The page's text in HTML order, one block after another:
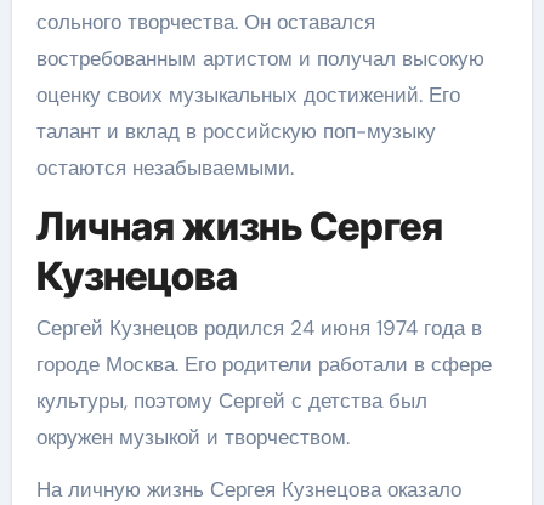
сольного творчества. Он оставался
востребованным артистом и получал высокую
оценку своих музыкальных достижений. Его
талант и вклад в российскую поп-музыку
остаются незабываемыми.
Личная жизнь Сергея
Кузнецова
Сергей Кузнецов родился 24 июня 1974 года в
городе Москва. Его родители работали в сфере
культуры, поэтому Сергей с детства был
окружен музыкой и творчеством.
На личную жизнь Сергея Кузнецова оказало